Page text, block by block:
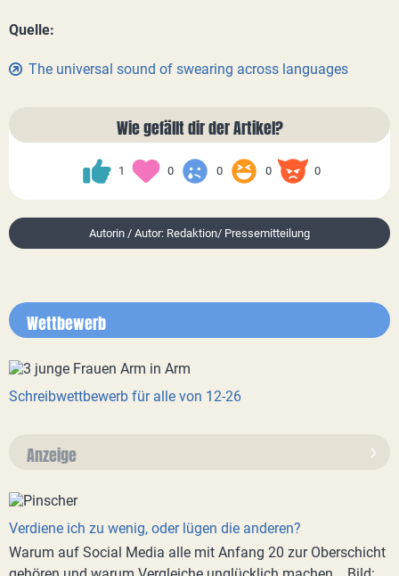
Quelle:
The universal sound of swearing across languages
Wie gefällt dir der Artikel?
1 0 0 0 0
Autorin / Autor: Redaktion/ Pressemitteilung
Wettbewerb
Schreibwettbewerb für alle von 12-26
Anzeige
Verdiene ich zu wenig, oder lügen die anderen?
Warum auf Social Media alle mit Anfang 20 zur Oberschicht